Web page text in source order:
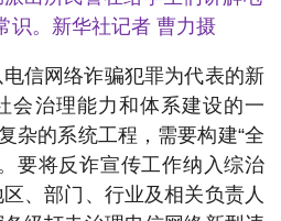
识。新华社记者 曹力摄
信网络诈骗犯罪为代表的新
会治理能力和体系建设的一
杂的系统工程，需要构建“全
要将反诈宣传工作纳入综治
、部门、行业及相关负责人